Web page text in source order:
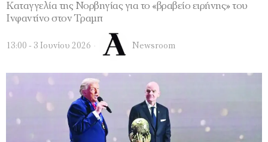
Καταγγελία της Νορβηγίας για το «βραβείο ειρήνης» του
Ινφαντίνο στον Τραμπ
13:00 - 3 Ιουνίου 2026 Newsroom